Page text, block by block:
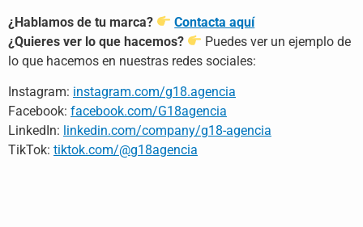
¿Hablamos de tu marca?
Contacta aquí
¿Quieres ver lo que hacemos?
Puedes ver un ejemplo de
lo que hacemos en nuestras redes sociales:
Instagram: instagram.com/g18.agencia
Facebook: facebook.com/G18agencia
LinkedIn: linkedin.com/company/g18-agencia
TikTok: tiktok.com/@g18agencia